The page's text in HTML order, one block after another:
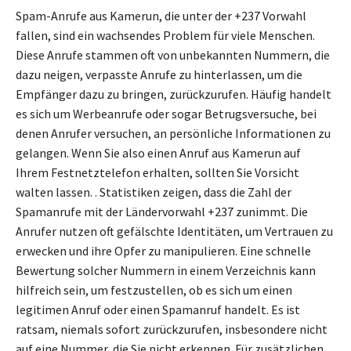
Spam-Anrufe aus Kamerun, die unter der +237 Vorwahl
fallen, sind ein wachsendes Problem für viele Menschen.
Diese Anrufe stammen oft von unbekannten Nummern, die
dazu neigen, verpasste Anrufe zu hinterlassen, um die
Empfänger dazu zu bringen, zurückzurufen. Häufig handelt
es sich um Werbeanrufe oder sogar Betrugsversuche, bei
denen Anrufer versuchen, an persönliche Informationen zu
gelangen. Wenn Sie also einen Anruf aus Kamerun auf
Ihrem Festnetztelefon erhalten, sollten Sie Vorsicht
walten lassen. . Statistiken zeigen, dass die Zahl der
Spamanrufe mit der Ländervorwahl +237 zunimmt. Die
Anrufer nutzen oft gefälschte Identitäten, um Vertrauen zu
erwecken und ihre Opfer zu manipulieren. Eine schnelle
Bewertung solcher Nummern in einem Verzeichnis kann
hilfreich sein, um festzustellen, ob es sich um einen
legitimen Anruf oder einen Spamanruf handelt. Es ist
ratsam, niemals sofort zurückzurufen, insbesondere nicht